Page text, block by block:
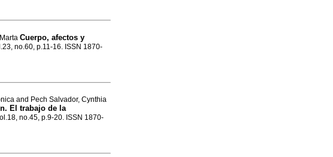
Cuerpo, afectos y
no.60, p.11-16. ISSN 1870-
and Pech Salvador, Cynthia
El trabajo de la
no.45, p.9-20. ISSN 1870-